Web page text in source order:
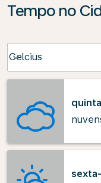
Tempo no
Celcius
keyboard_arrow_down